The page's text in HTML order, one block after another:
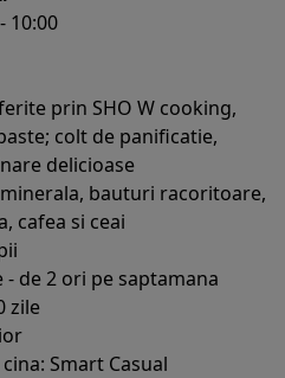
10:00
prin SHO W cooking,
colt de panificatie,
delicioase
bauturi racoritoare,
cafea si ceai
de 2 ori pe saptamana
zile
Smart Casual